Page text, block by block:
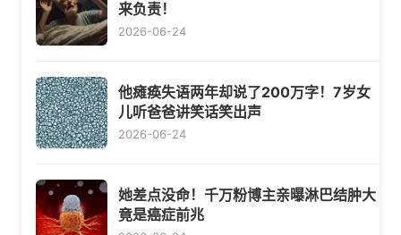
来负责！
2026-06-24
他瘫痪失语两年却说了200万字！7岁女
儿听爸爸讲笑话笑出声
2026-06-24
她差点没命！千万粉博主亲曝淋巴结肿大
竟是癌症前兆